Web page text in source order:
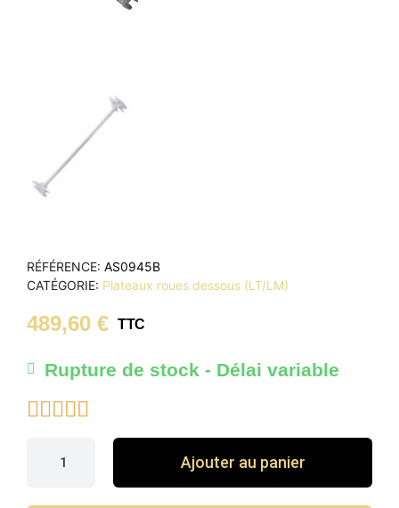
RÉFÉRENCE AS0945B
CATÉGORIE Plateaux roues dessous (LT/LM)
489,60 € TTC
Rupture de stock - Délai variable

Ajouter au panier